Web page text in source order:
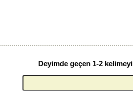
Deyimde geçen 1-2